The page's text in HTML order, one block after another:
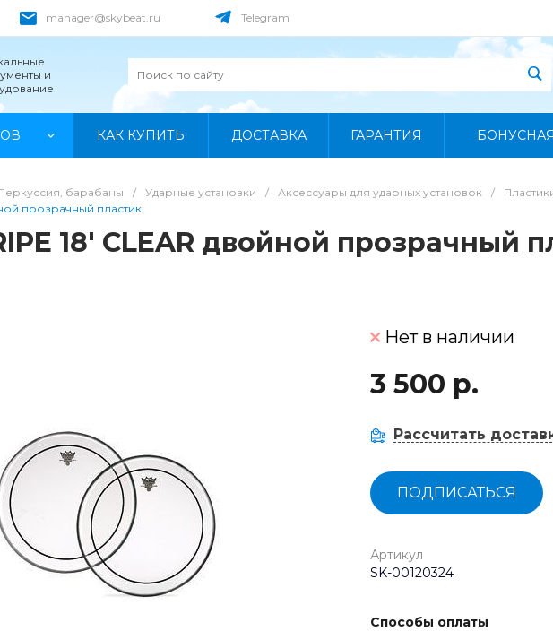
manager@skybeat.ru Telegram
и
КАК КУПИТЬ ДОСТАВКА ГАРАНТИЯ
барабаны / Ударные установки / Аксессуары для ударных установок /
прозрачный пластик
18' CLEAR двойной прозрачный
Нет в наличии
3 500 р.
Рассчитать
ПОДПИСАТЬСЯ
Артикул
SK-00120324
Способы оплаты